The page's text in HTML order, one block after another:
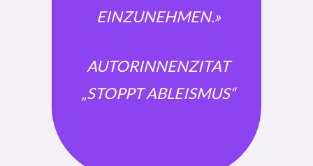
EINZUNEHMEN.»
AUTORINNENZITAT
„STOPPT ABLEISMUS“